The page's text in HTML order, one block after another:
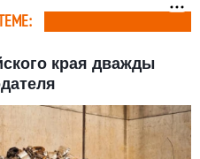
края дважды